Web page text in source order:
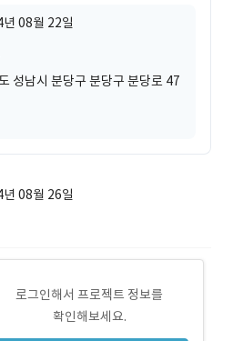
08월 22일
성남시 분당구 분당구 분당로 47
08월 26일
로그인해서 프로젝트 정보를
확인해보세요.